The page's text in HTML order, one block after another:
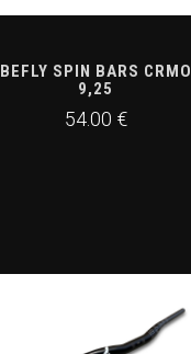
BEFLY SPIN BARS CRMO
9,25
54.00 €